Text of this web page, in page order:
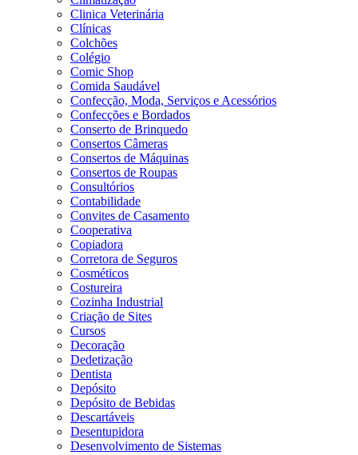
Clinica Veterinária
Clínicas
Colchões
Colégio
Comic Shop
Comida Saudável
Confecção, Moda, Serviços e Acessórios
Confecções e Bordados
Conserto de Brinquedo
Consertos Câmeras
Consertos de Máquinas
Consertos de Roupas
Consultórios
Contabilidade
Convites de Casamento
Cooperativa
Copiadora
Corretora de Seguros
Cosméticos
Costureira
Cozinha Industrial
Criação de Sites
Cursos
Decoração
Dedetização
Dentista
Depósito
Depósito de Bebidas
Descartáveis
Desentupidora
Desenvolvimento de Sistemas